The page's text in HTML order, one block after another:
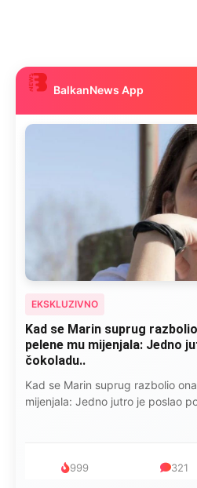
BalkanNews App
EKSKLUZIVNO
“Isidora je govorila šta ju je
kobasice, niti pušila cigare,
najkancerogenije…”
Isidora je govorila šta ju je
niti pušila cigare, ali ovo je
753 182